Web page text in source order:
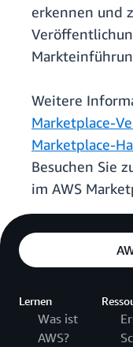
erkennen und
Weitere
Marketplace-
Marketplace-
Besuchen Sie
im AWS
Lernen
Was ist
AWS?